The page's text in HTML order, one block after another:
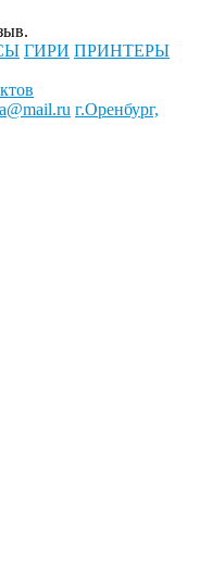
ГИРИ ПРИНТЕРЫ
г.Оренбург,